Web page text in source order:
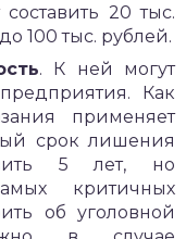
20 тыс.
100 тыс. рублей.
. К ней могут
Как
применяет
срок лишения
5 лет, но
критичных
об уголовной